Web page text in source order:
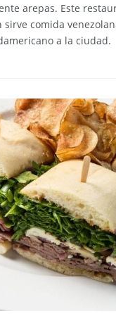
arepas. Este
comida
a la ciudad.